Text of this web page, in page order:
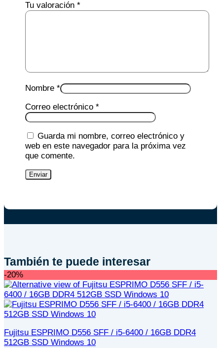
Tu valoración*
Nombre*
Correo electrónico*
Guarda mi nombre, correo electrónico y
web en este navegador para la próxima vez
que comente.
También te puede interesar
-20%
Fujitsu ESPRIMO D556 SFF / i5-6400 / 16GB DDR4
512GB SSD Windows 10